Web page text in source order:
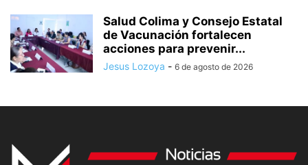
Salud Colima y Consejo Estatal
de Vacunación fortalecen
acciones para prevenir...
Jesus Lozoya - 6 de agosto de 2026